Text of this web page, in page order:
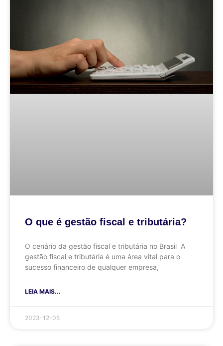
O que é gestão fiscal e tributária?
O cenário da gestão fiscal e tributária no Brasil A
gestão fiscal e tributária é uma área vital para o
sucesso financeiro de qualquer empresa,
LEIA MAIS...
2023-12-05